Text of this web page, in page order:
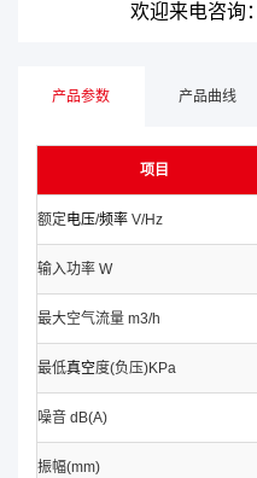
欢迎来电咨询：
产品参数 产品曲线
项目
额定电压/频率 V/Hz
输入功率 W
最大空气流量 m3/h
最低真空度(负压)KPa
噪音 dB(A)
振幅(mm)